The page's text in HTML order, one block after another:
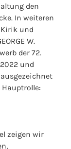
den
In weiteren
Kirik und
W.
der 72.
und
Hauptrolle:
zeigen wir